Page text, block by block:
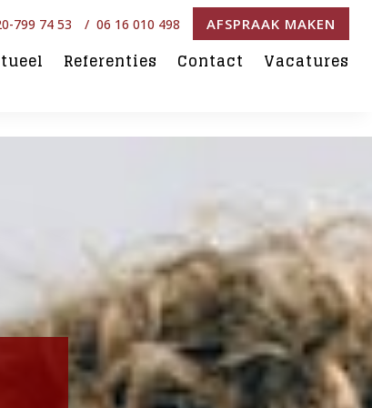
799 74 53 / 06 16 010 498 AFSPRAAK MAKEN
Referenties Contact Vacatures